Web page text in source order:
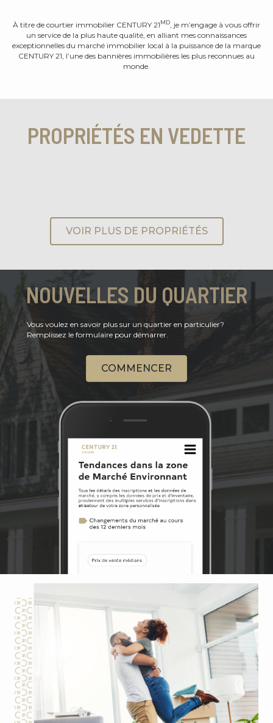
À titre de courtier immobilier CENTURY 21MD
, je m’engage à vous offrir
un service de la plus haute qualité, en alliant mes connaissances
exceptionnelles du marché immobilier local à la puissance de la marque
CENTURY 21, l’une des bannières immobilières les plus reconnues au
monde.
PROPRIÉTÉS EN VEDETTE
VOIR PLUS DE PROPRIÉTÉS
NOUVELLES DU QUARTIER
Vous voulez en savoir plus sur un quartier en particulier?
Remplissez le formulaire pour démarrer.
COMMENCER